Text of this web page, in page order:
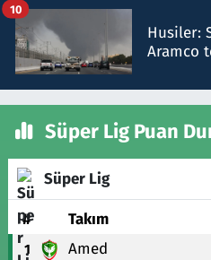
Husiler:
Aramco
10
Süper Lig Puan
Süper Lig
# Takım
1 Amed